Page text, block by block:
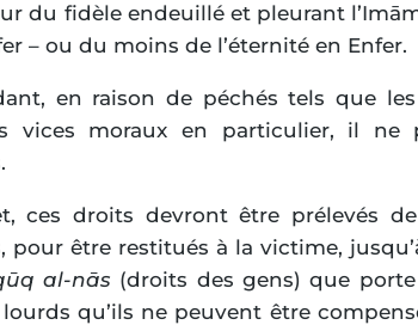
du fidèle endeuillé et pleurant
– ou du moins de l’éternité en Enfer.
en raison de péchés tels que
vices moraux en particulier, il ne
ces droits devront être prélevés
pour être restitués à la victime,
al-nās (droits des gens) que
qu’ils ne peuvent être